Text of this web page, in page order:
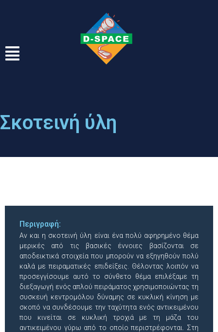
Σκοτεινή ύλη
Περιγραφή:
Αν και η σκοτεινή ύλη είναι ένα πολύ αφηρημένο θέμα
μερικές από τις βασικές έννοιες βασίζονται σε
αποδεικτικά στοιχεία που μπορούν να εξηγηθούν πολύ
καλά με πειραματικές επιδείξεις. Θέλοντας λοιπόν να
προσεγγίσουμε αυτό το σύνθετο θέμα επιλέξαμε τη
διεξαγωγή ενός απλού πειράματος χρησιμοποιώντας τη
συσκευή κεντρομόλου δύναμης σε κυκλική κίνηση με
σκοπό να συνδέσουμε την ταχύτητα ενός αντικειμένου
που κινείται σε κυκλική τροχιά με τη μάζα του
αντικειμένου γύρω από το οποίο περιστρέφονται. Στη